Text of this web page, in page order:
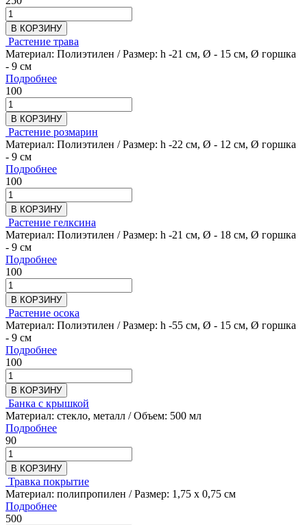
В КОРЗИНУ
Растение трава
Материал: Полиэтилен / Размер: h -21 см, Ø - 15 см, Ø горшка
- 9 см
Подробнее
100
В КОРЗИНУ
Растение розмарин
Материал: Полиэтилен / Размер: h -22 см, Ø - 12 см, Ø горшка
- 9 см
Подробнее
100
В КОРЗИНУ
Растение гелксина
Материал: Полиэтилен / Размер: h -21 см, Ø - 18 см, Ø горшка
- 9 см
Подробнее
100
В КОРЗИНУ
Растение осока
Материал: Полиэтилен / Размер: h -55 см, Ø - 15 см, Ø горшка
- 9 см
Подробнее
100
В КОРЗИНУ
Банка с крышкой
Материал: стекло, металл / Объем: 500 мл
Подробнее
90
В КОРЗИНУ
Травка покрытие
Материал: полипропилен / Размер: 1,75 х 0,75 см
Подробнее
500